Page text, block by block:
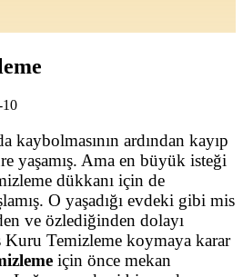
10
kaybolmasının ardından kayıp
yaşamış. Ama en büyük isteği
dükkanı için de
O yaşadığı evdeki gibi mis
ve özlediğinden dolayı
Temizleme koymaya karar
için önce mekan